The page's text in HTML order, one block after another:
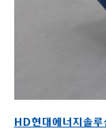
HD현대에너지솔루